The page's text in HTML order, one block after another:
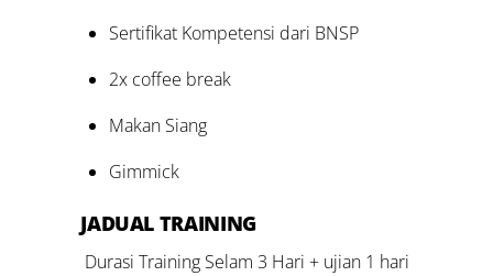
Sertifikat Kompetensi dari BNSP
2x coffee break
Makan Siang
Gimmick
JADUAL TRAINING
Durasi Training Selam 3 Hari + ujian 1 hari